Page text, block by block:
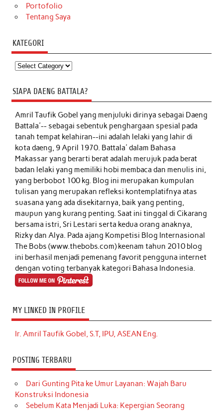
Portofolio
Tentang Saya
KATEGORI
Kategori
SIAPA DAENG BATTALA?
Amril Taufik Gobelyang menjuluki dirinya sebagai Daeng
Battala'-- sebagai sebentuk penghargaan spesial pada
tanah tempat kelahiran--ini adalah lelaki yang lahir di
kota daeng, 9 April 1970. Battala' dalam Bahasa
Makassar yang berarti berat adalah merujuk pada berat
badan lelaki yang memiliki hobi membaca dan menulis ini,
yang berbobot 100 kg. Blog ini merupakan kumpulan
tulisan yang merupakan refleksi kontemplatifnya atas
suasana yang ada disekitarnya, baik yang penting,
maupun yang kurang penting. Saat ini tinggal di Cikarang
bersama istri, Sri Lestari serta kedua orang anaknya,
Rizky dan Alya. Pada ajang Kompetisi Blog Internasional
The Bobs (www.thebobs.com) keenam tahun 2010 blog
ini berhasil menjadi pemenang favorit pengguna internet
dengan voting terbanyak kategori Bahasa Indonesia.
MY LINKED IN PROFILE
Ir. Amril Taufik Gobel, S.T, IPU, ASEAN Eng.
POSTING TERBARU
Dari Gunting Pita ke Umur Layanan: Wajah Baru
Konstruksi Indonesia
Sebelum Kata Menjadi Luka: Kepergian Seorang